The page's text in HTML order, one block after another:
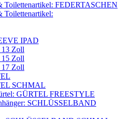
Toilettenartikel: FEDERTASCHEN
Toilettenartikel:
IPAD
13 Zoll
15 Zoll
17 Zoll
SCHMAL
GÜRTEL FREESTYLE
SCHLÜSSELBAND